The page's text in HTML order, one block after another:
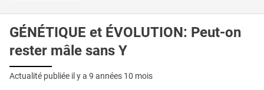
GÉNÉTIQUE et ÉVOLUTION: Peut-on
rester mâle sans Y
Actualité publiée il y a 9 années 10 mois